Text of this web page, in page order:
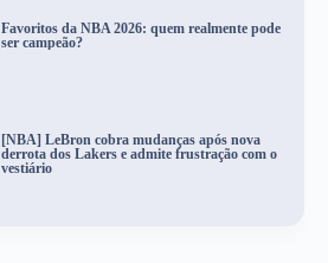
Favoritos da NBA 2026: quem realmente pode
ser campeão?
[NBA] LeBron cobra mudanças após nova
derrota dos Lakers e admite frustração com o
vestiário